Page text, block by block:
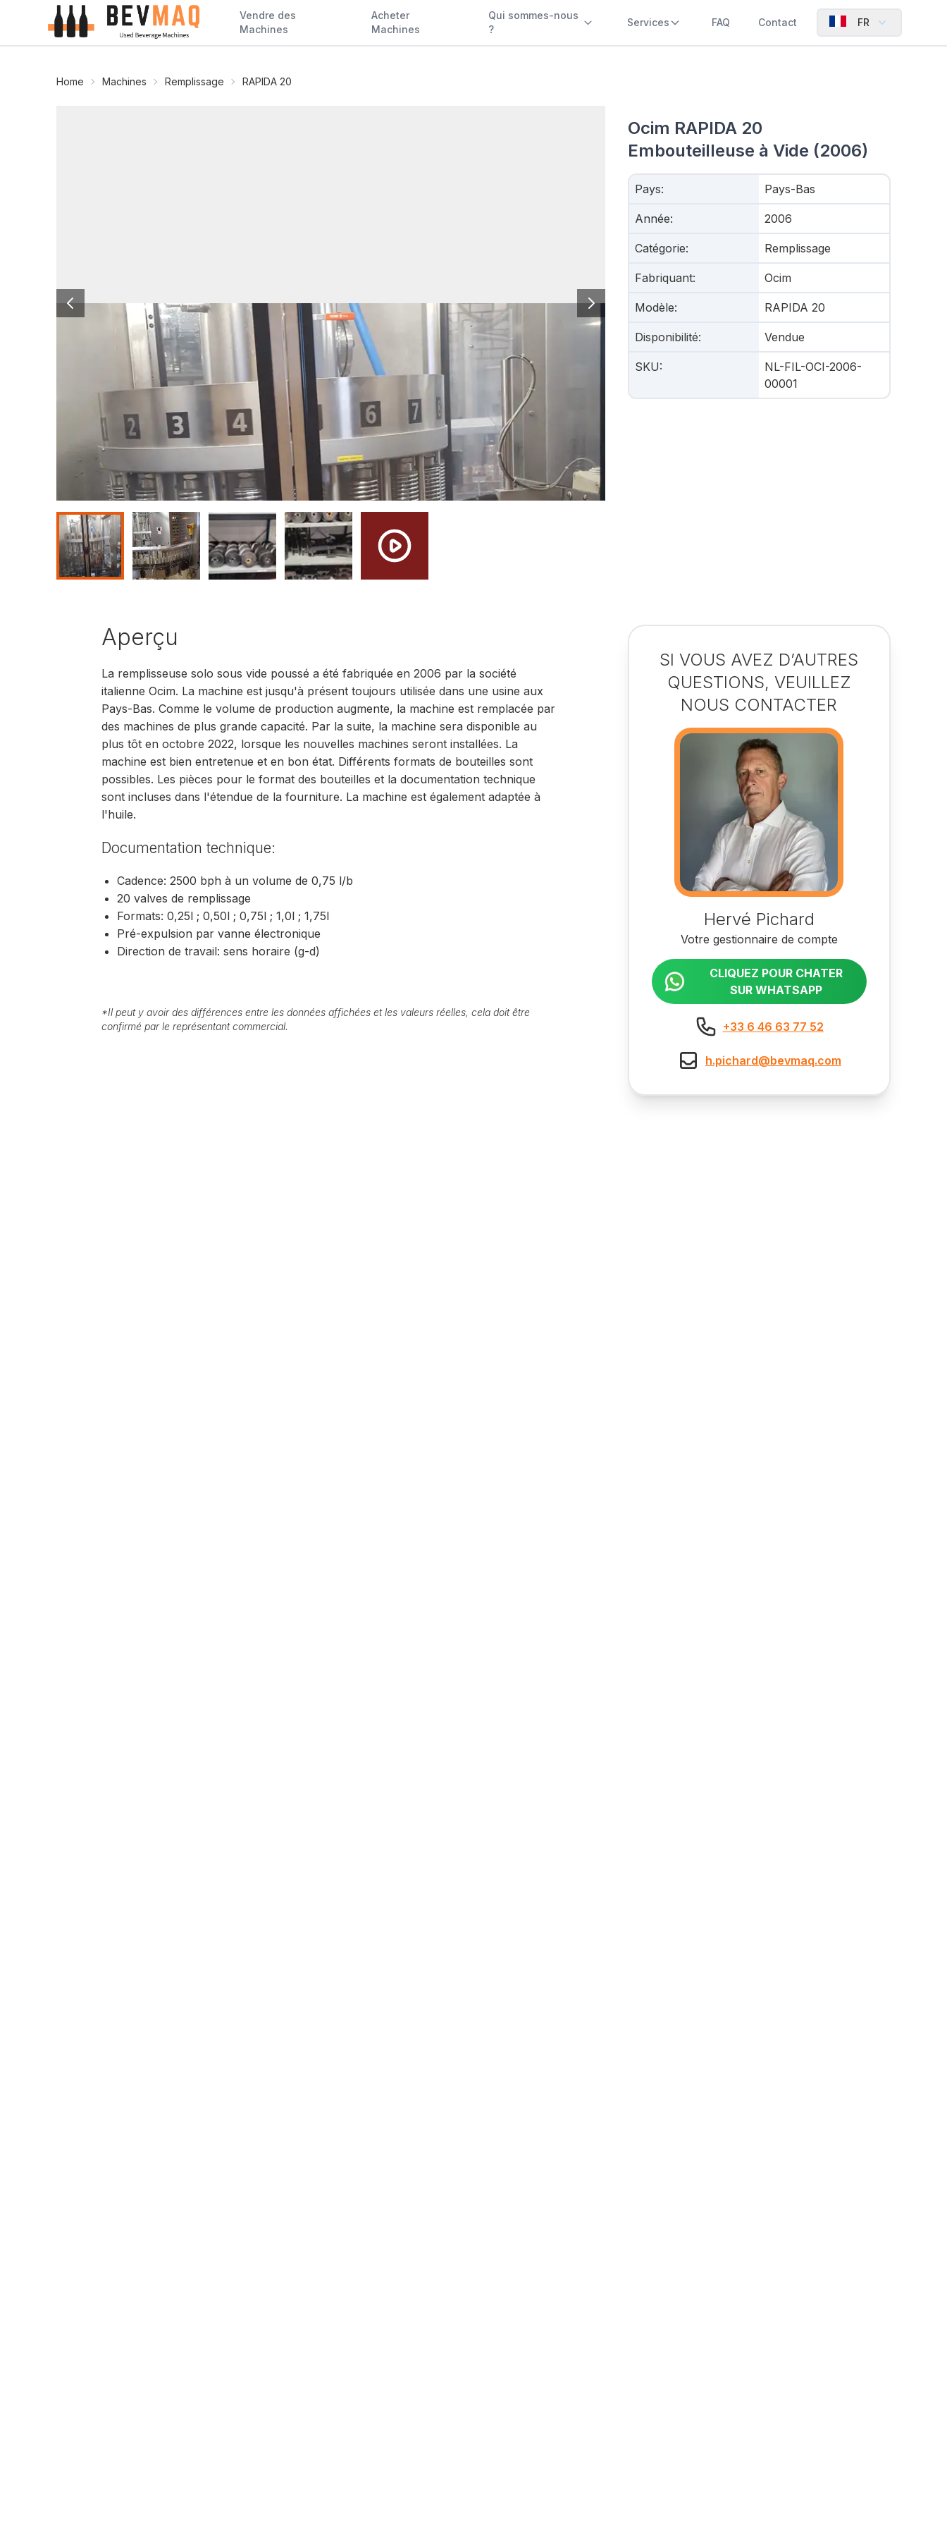
Vendre des
Machines
Acheter
Machines
Qui sommes-nous
?
Services FAQ Contact FR
Home Machines Remplissage RAPIDA 20
Ocim RAPIDA 20
Embouteilleuse à Vide (2006)
Pays: Pays-Bas
Année: 2006
Catégorie: Remplissage
Fabriquant: Ocim
Modèle: RAPIDA 20
Disponibilité: Vendue
SKU:
NL-FIL-OCI-2006-
00001
Aperçu
La remplisseuse solo sous vide poussé a été fabriquée en 2006 par la société
italienne Ocim. La machine est jusqu'à présent toujours utilisée dans une usine aux
Pays-Bas. Comme le volume de production augmente, la machine est remplacée par
des machines de plus grande capacité. Par la suite, la machine sera disponible au
plus tôt en octobre 2022, lorsque les nouvelles machines seront installées. La
machine est bien entretenue et en bon état. Différents formats de bouteilles sont
possibles. Les pièces pour le format des bouteilles et la documentation technique
sont incluses dans l'étendue de la fourniture. La machine est également adaptée à
l'huile.
Documentation technique:
Cadence: 2500 bph à un volume de 0,75 l/b
20 valves de remplissage
Formats: 0,25l ; 0,50l ; 0,75l ; 1,0l ; 1,75l
Pré-expulsion par vanne électronique
Direction de travail: sens horaire (g-d)
*Il peut y avoir des différences entre les données affichées et les valeurs réelles, cela doit être
confirmé par le représentant commercial.
SI VOUS AVEZ D’AUTRES
QUESTIONS, VEUILLEZ
NOUS CONTACTER
Hervé Pichard
Votre gestionnaire de compte
CLIQUEZ POUR CHATER
SUR WHATSAPP
+33 6 46 63 77 52
h.pichard@bevmaq.com